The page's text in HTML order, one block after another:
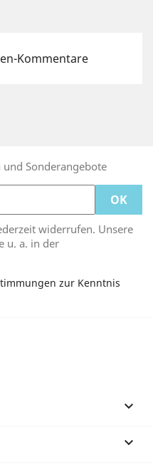
Kommentare
und Sonderangebote
widerrufen. Unsere
u. a. in der
zur Kenntnis

